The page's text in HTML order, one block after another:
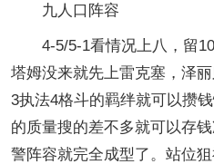
九人口阵容
4-5/5-1看情况上八，留10
塔姆没来就先上雷克塞，泽
3执法4格斗的羁绊就可以攒
的质量搜的差不多就可以存
警阵容就完全成型了。站位